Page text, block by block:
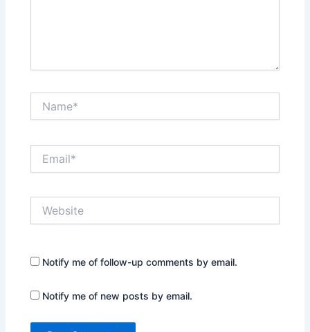
Notify me of follow-up comments by email.
Notify me of new posts by email.